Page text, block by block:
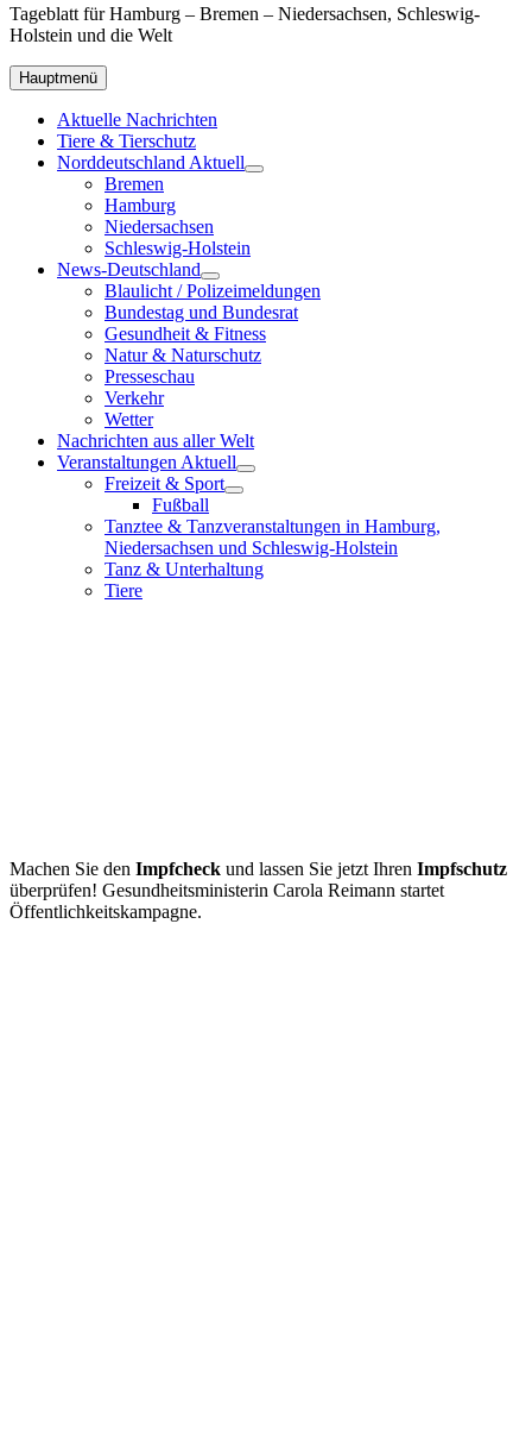
Tageblatt für Hamburg – Bremen – Niedersachsen, Schleswig-
Holstein und die Welt
Hauptmenü
Aktuelle Nachrichten
Tiere & Tierschutz
Norddeutschland Aktuell
Bremen
Hamburg
Niedersachsen
Schleswig-Holstein
News-Deutschland
Blaulicht / Polizeimeldungen
Bundestag und Bundesrat
Gesundheit & Fitness
Natur & Naturschutz
Presseschau
Verkehr
Wetter
Nachrichten aus aller Welt
Veranstaltungen Aktuell
Freizeit & Sport
Fußball
Tanztee & Tanzveranstaltungen in Hamburg,
Niedersachsen und Schleswig-Holstein
Tanz & Unterhaltung
Tiere
Machen Sie den Impfcheck und lassen Sie jetzt Ihren Impfschutz
überprüfen! Gesundheitsministerin Carola Reimann startet
Öffentlichkeitskampagne.